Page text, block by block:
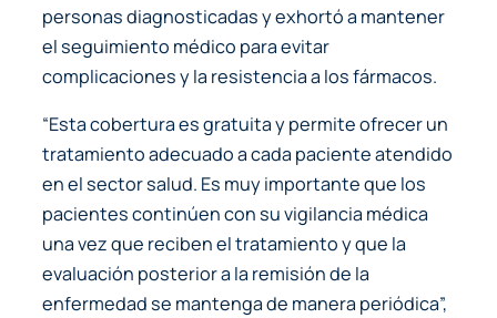
personas diagnosticadas y exhortó a mantener
el seguimiento médico para evitar
complicaciones y la resistencia a los fármacos.
“Esta cobertura es gratuita y permite ofrecer un
tratamiento adecuado a cada paciente atendido
en el sector salud. Es muy importante que los
pacientes continúen con su vigilancia médica
una vez que reciben el tratamiento y que la
evaluación posterior a la remisión de la
enfermedad se mantenga de manera periódica”,